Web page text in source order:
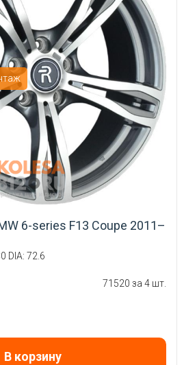
6-series F13 Coupe 2011–
DIA: 72.6
71520 за 4 шт.
В корзину